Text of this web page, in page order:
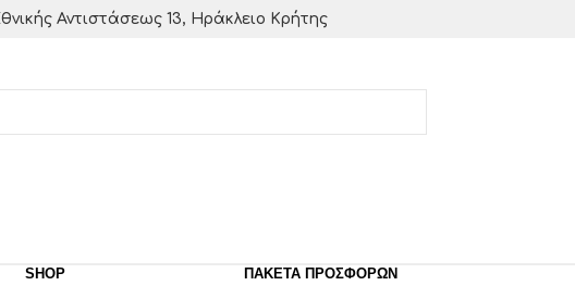
Αντιστάσεως 13, Ηράκλειο Κρήτης
SHOP ΠΑΚΈΤΑ ΠΡΟΣΦΟΡΏΝ